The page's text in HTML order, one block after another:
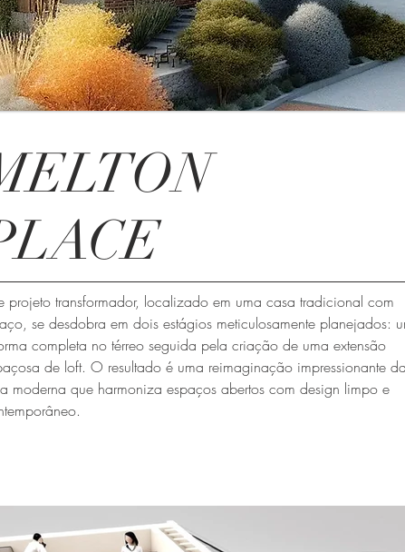
projeto transformador, localizado em uma casa tradicional com
se desdobra em dois estágios meticulosamente planejados:
completa no térreo seguida pela criação de uma extensão
de loft. O resultado é uma reimaginação impressionante da
moderna que harmoniza espaços abertos com design limpo e